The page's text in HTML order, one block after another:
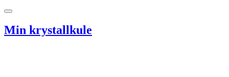
Hopp til innhold
Min krystallkule